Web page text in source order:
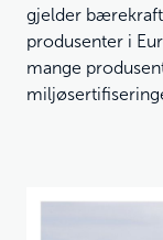
gjelder
produsenter i
mange